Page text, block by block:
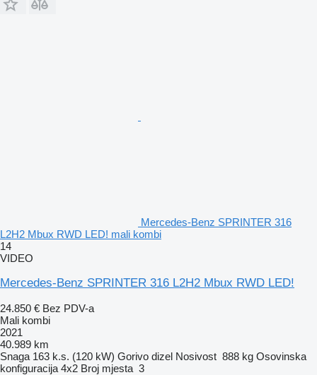
Mercedes-Benz SPRINTER 316
L2H2 Mbux RWD LED! mali kombi
14
VIDEO
Mercedes-Benz SPRINTER 316 L2H2 Mbux RWD LED!
24.850 € Bez PDV-a
Mali kombi
2021
40.989 km
Snaga 163 k.s. (120 kW) Gorivo dizel Nosivost 888 kg Osovinska
konfiguracija 4x2 Broj mjesta 3